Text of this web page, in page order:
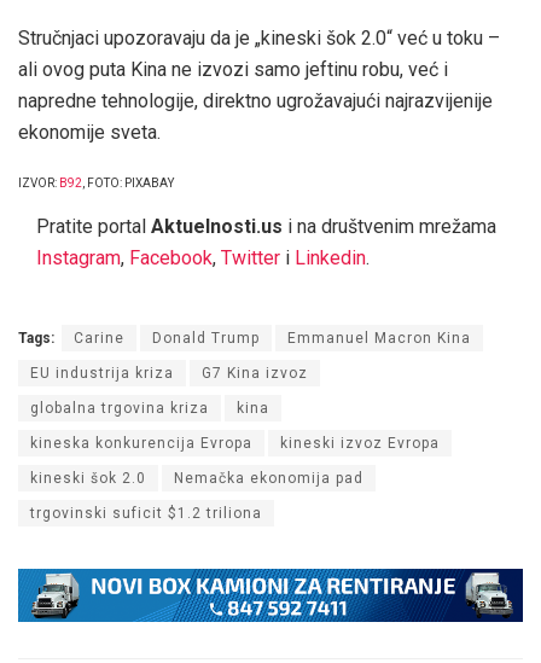
Stručnjaci upozoravaju da je „kineski šok 2.0“ već u toku –
ali ovog puta Kina ne izvozi samo jeftinu robu, već i
napredne tehnologije, direktno ugrožavajući najrazvijenije
ekonomije sveta.
IZVOR: B92 , FOTO: PIXABAY
Pratite portal Aktuelnosti.us i na društvenim mrežama
Instagram, Facebook, Twitter i Linkedin.
Tags: Carine Donald Trump Emmanuel Macron Kina
EU industrija kriza G7 Kina izvoz
globalna trgovina kriza kina
kineska konkurencija Evropa kineski izvoz Evropa
kineski šok 2.0 Nemačka ekonomija pad
trgovinski suficit $1.2 triliona